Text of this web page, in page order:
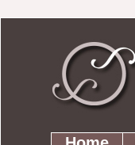
contenuti.
Strumenti
personali